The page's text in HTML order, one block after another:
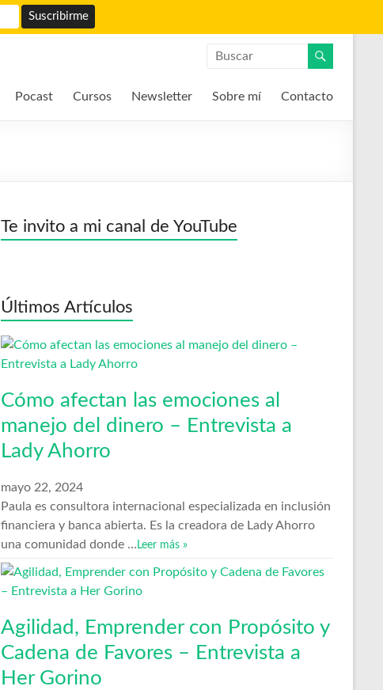
Pocast Cursos Newsletter Sobre mí Contacto
Te invito a mi canal de YouTube
Últimos Artículos
Cómo afectan las emociones al
manejo del dinero – Entrevista a
Lady Ahorro
mayo 22, 2024
Paula es consultora internacional especializada en inclusión
financiera y banca abierta. Es la creadora de Lady Ahorro
una comunidad donde … Leer más »
Agilidad, Emprender con Propósito y
Cadena de Favores – Entrevista a
Her Gorino